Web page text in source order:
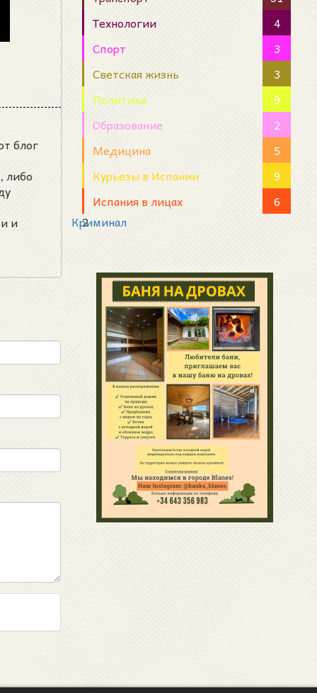
блог
либо
и
Технологии
4
Спорт
3
Светская жизнь
3
Политика
9
Образование
2
Медицина
5
Курьезы в Испании
9
Испания в лицах
6
Криминал
2